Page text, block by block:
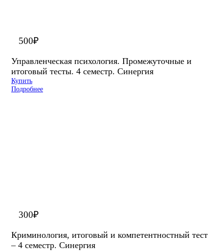
500₽
Управленческая психология. Промежуточные и
итоговый тесты. 4 семестр. Синергия
Купить
Подробнее
300₽
Криминология, итоговый и компетентностный тест
– 4 семестр. Синергия